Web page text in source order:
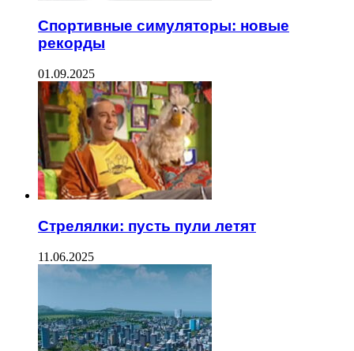
Спортивные симуляторы: новые
рекорды
01.09.2025
Стрелялки: пусть пули летят
11.06.2025